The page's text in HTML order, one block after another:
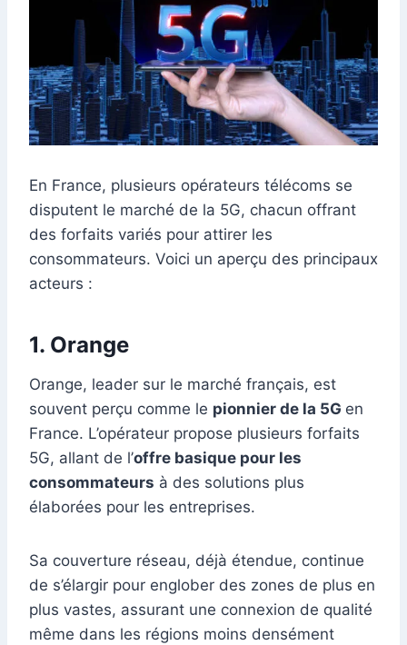
En France, plusieurs opérateurs télécoms se
disputent le marché de la 5G, chacun offrant
des forfaits variés pour attirer les
consommateurs. Voici un aperçu des principaux
acteurs :
1. Orange
Orange, leader sur le marché français, est
souvent perçu comme le pionnier de la 5G en
France. L’opérateur propose plusieurs forfaits
5G, allant de l’offre basique pour les
consommateurs à des solutions plus
élaborées pour les entreprises.
Sa couverture réseau, déjà étendue, continue
de s’élargir pour englober des zones de plus en
plus vastes, assurant une connexion de qualité
même dans les régions moins densément